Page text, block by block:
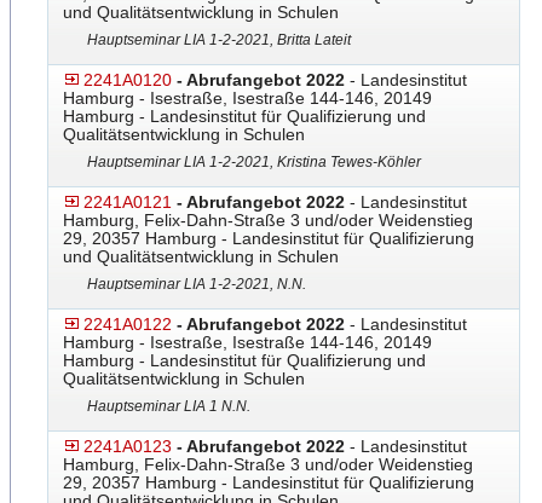
und Qualitätsentwicklung in Schulen
Hauptseminar LIA 1-2-2021, Britta Lateit
2241A0120 - Abrufangebot 2022 - Landesinstitut
Hamburg - Isestraße, Isestraße 144-146, 20149
Hamburg - Landesinstitut für Qualifizierung und
Qualitätsentwicklung in Schulen
Hauptseminar LIA 1-2-2021, Kristina Tewes-Köhler
2241A0121 - Abrufangebot 2022 - Landesinstitut
Hamburg, Felix-Dahn-Straße 3 und/oder Weidenstieg
29, 20357 Hamburg - Landesinstitut für Qualifizierung
und Qualitätsentwicklung in Schulen
Hauptseminar LIA 1-2-2021, N.N.
2241A0122 - Abrufangebot 2022 - Landesinstitut
Hamburg - Isestraße, Isestraße 144-146, 20149
Hamburg - Landesinstitut für Qualifizierung und
Qualitätsentwicklung in Schulen
Hauptseminar LIA 1 N.N.
2241A0123 - Abrufangebot 2022 - Landesinstitut
Hamburg, Felix-Dahn-Straße 3 und/oder Weidenstieg
29, 20357 Hamburg - Landesinstitut für Qualifizierung